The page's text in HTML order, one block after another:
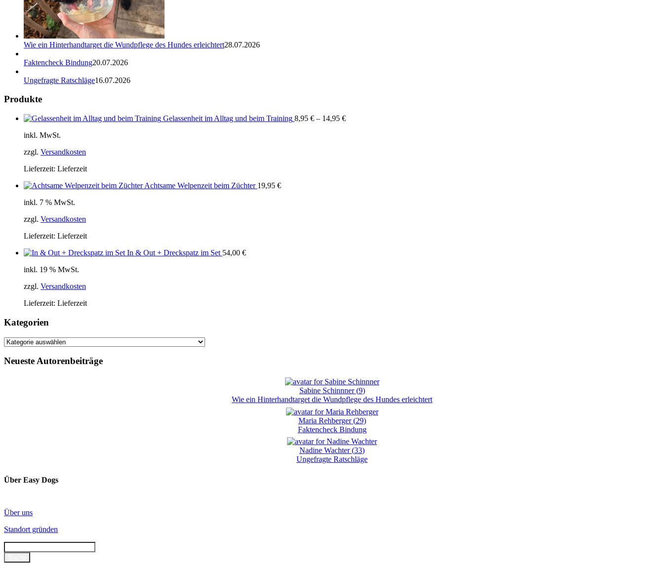
Wie ein Hinterhandtarget die Wundpflege des Hundes erleichtert28.07.2026
Faktencheck Bindung20.07.2026
Ungefragte Ratschläge16.07.2026
Produkte
Gelassenheit im Alltag und beim Training 8,95 € – 14,95 €
inkl. MwSt.
zzgl. Versandkosten
Lieferzeit: Lieferzeit
Achtsame Welpenzeit beim Züchter 19,95 €
inkl. 7 % MwSt.
zzgl. Versandkosten
Lieferzeit: Lieferzeit
In & Out + Dreckspatz im Set 54,00 €
inkl. 19 % MwSt.
zzgl. Versandkosten
Lieferzeit: Lieferzeit
Kategorien
Kategorien
Neueste Autorenbeiträge
Sabine Schinnner(9)
Wie ein Hinterhandtarget die Wundpflege des Hundes erleichtert
Maria Rehberger(29)
Faktencheck Bindung
Nadine Wachter(33)
Ungefragte Ratschläge
Über Easy Dogs
Über uns
Standort gründen